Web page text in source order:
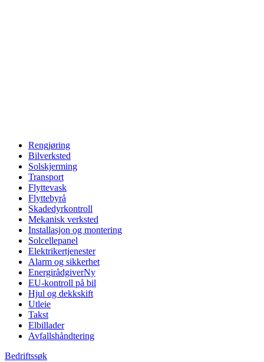
Rengjøring
Bilverksted
Solskjerming
Transport
Flyttevask
Flyttebyrå
Skadedyrkontroll
Mekanisk verksted
Installasjon og montering
Solcellepanel
Elektrikertjenester
Alarm og sikkerhet
EnergirådgiverNy
EU-kontroll på bil
Hjul og dekkskift
Utleie
Takst
Elbillader
Avfallshåndtering
Bedriftssøk